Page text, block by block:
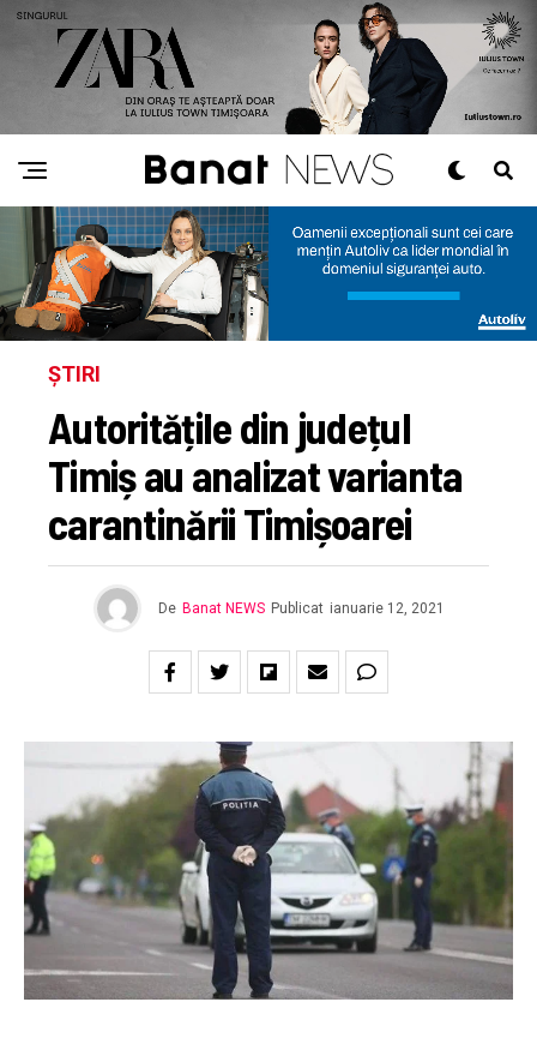
ȘTIRI
Autoritățile din județul
Timiș au analizat varianta
carantinării Timișoarei
De Banat NEWS Publicat ianuarie 12, 2021